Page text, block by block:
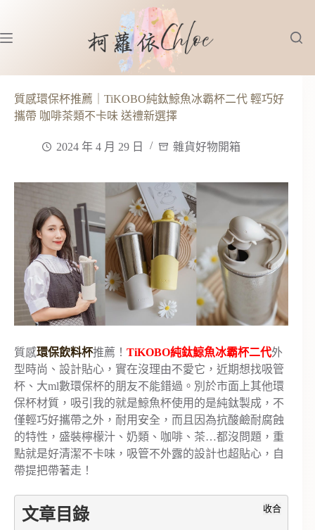
主
內
質感環保杯推薦｜TiKOBO純鈦鯨魚冰霸杯二代 輕巧好
攜帶 咖啡茶類不卡味 送禮新選擇
2024 年 4 月 29 日 雜貨好物開箱
質感環保飲料杯推薦！ TiKOBO純鈦鯨魚冰霸杯二代外
型時尚、設計貼心，實在沒理由不愛它，近期想找吸管
杯、大ml數環保杯的朋友不能錯過。別於市面上其他環
保杯材質，吸引我的就是鯨魚杯使用的是純鈦製成，不
僅輕巧好攜帶之外，耐用安全，而且因為抗酸鹼耐腐蝕
的特性，盛裝檸檬汁、奶類、咖啡、茶…都沒問題，重
點就是好清潔不卡味，吸管不外露的設計也超貼心，自
帶提把帶著走！
文章目錄 收合